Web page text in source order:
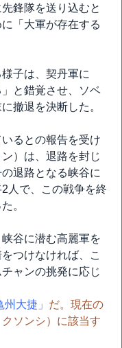
鋒隊を送り込むと
「大軍が存在する
子は、契丹軍に
」と錯覚させ、ソベ
撤退を決断した。
るとの報告を受け
）は、退路を封じ
退路となる峡谷に
人で、この戦争を終
。
谷に潜む高麗軍を
つけなければ、こ
ャンの挑発に応じ
州大捷」 だ。現在の
ソンシ）に該当す